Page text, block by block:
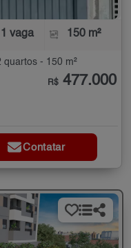
1 vaga 150 m²
quartos - 150 m²
R$ 477.000
Contatar